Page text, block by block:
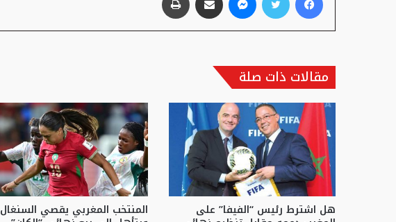
مقالات ذات صلة
هل اشترط رئيس “الفيفا” على المنتخب المغربي يقصي السنغال